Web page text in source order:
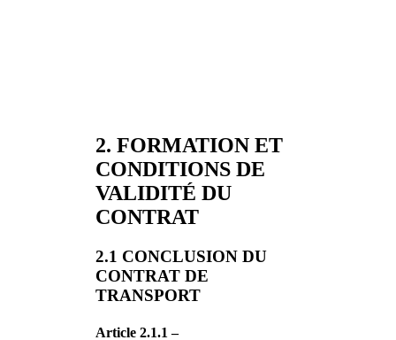
2. FORMATION ET
CONDITIONS DE
VALIDITÉ DU
CONTRAT
2.1 CONCLUSION DU
CONTRAT DE
TRANSPORT
Article 2.1.1 –